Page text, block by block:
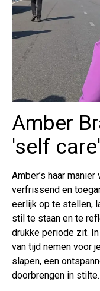
Amber
'self
Amber’s haar
verfrissend en
eerlijk op te stellen,
stil te staan en te
drukke periode zit.
van tijd nemen voor
slapen, een
doorbrengen in stilte.